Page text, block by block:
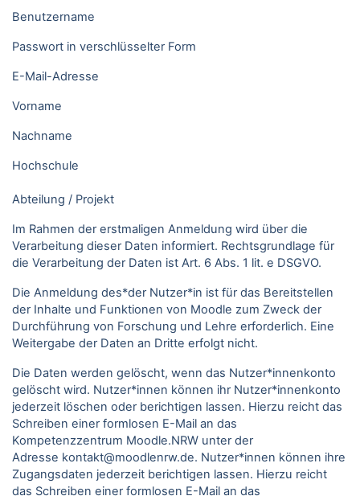
Benutzername
Passwort in verschlüsselter Form
E-Mail-Adresse
Vorname
Nachname
Hochschule
Abteilung / Projekt
Im Rahmen der erstmaligen Anmeldung wird über die
Verarbeitung dieser Daten informiert. Rechtsgrundlage für
die Verarbeitung der Daten ist Art. 6 Abs. 1 lit. e DSGVO.
Die Anmeldung des*der Nutzer*in ist für das Bereitstellen
der Inhalte und Funktionen von Moodle zum Zweck der
Durchführung von Forschung und Lehre erforderlich. Eine
Weitergabe der Daten an Dritte erfolgt nicht.
Die Daten werden gelöscht, wenn das Nutzer*innenkonto
gelöscht wird. Nutzer*innen können ihr Nutzer*innenkonto
jederzeit löschen oder berichtigen lassen. Hierzu reicht das
Schreiben einer formlosen E-Mail an das
Kompetenzzentrum Moodle.NRW unter der
Adresse kontakt@moodlenrw.de. Nutzer*innen können ihre
Zugangsdaten jederzeit berichtigen lassen. Hierzu reicht
das Schreiben einer formlosen E-Mail an das